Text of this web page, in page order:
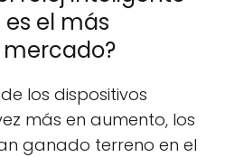
el más
los dispositivos
más en aumento, los
ganado terreno en el